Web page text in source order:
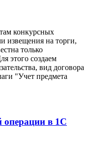
конкурсных
извещения на торги,
только
этого создаем
вид договора
"Учет предмета
операции в 1С